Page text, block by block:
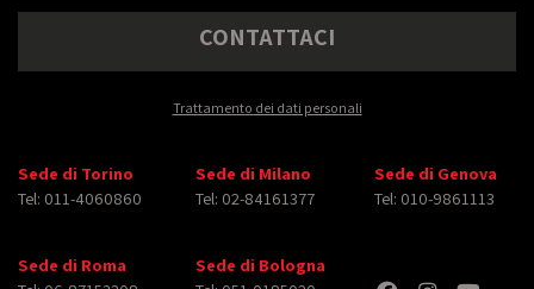
CONTATTACI
Trattamento dei dati personali
Sede di Torino
Tel: 011-4060860
Sede di Milano
Tel: 02-84161377
Sede di Genova
Tel: 010-9861113
Sede di Roma
Sede di Bologna